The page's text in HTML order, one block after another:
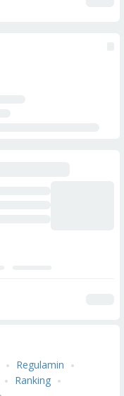
Regulamin
Ranking